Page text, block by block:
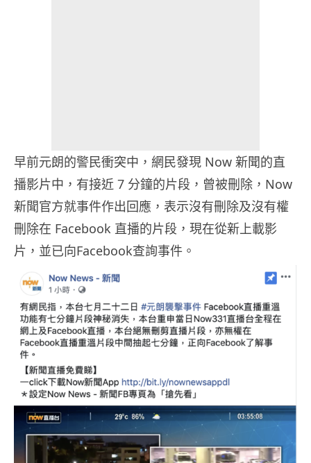
早前元朗的警民衝突中，網民發現 Now 新聞的直
播影片中，有接近 7 分鐘的片段，曾被刪除，Now
新聞官方就事件作出回應，表示沒有刪除及沒有權
刪除在 Facebook 直播的片段，現在從新上載影
片，並已向Facebook查詢事件。